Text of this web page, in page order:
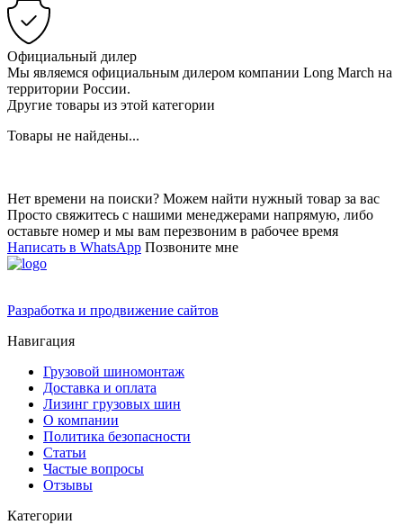
Официальный дилер
Мы являемся официальным дилером компании Long March на
территории России.
Другие товары из этой категории
Товары не найдены...
Нет времени на поиски? Можем найти нужный товар за вас
Просто свяжитесь с нашими менеджерами напрямую, либо
оставьте номер и мы вам перезвоним в рабочее время
Написать в WhatsApp Позвоните мне
Разработка и продвижение сайтов
Навигация
Грузовой шиномонтаж
Доставка и оплата
Лизинг грузовых шин
О компании
Политика безопасности
Статьи
Частые вопросы
Отзывы
Категории